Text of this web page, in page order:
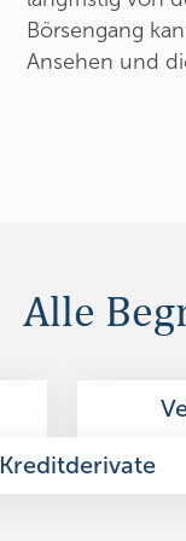
Börsengang
Ansehen und
Alle
Kreditderivate